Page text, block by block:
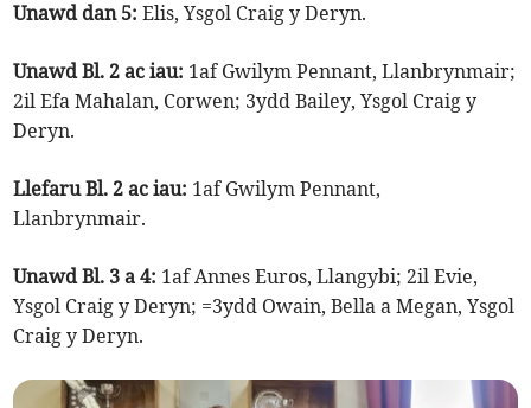
Unawd dan 5: Elis, Ysgol Craig y Deryn.
Unawd Bl. 2 ac iau: 1af Gwilym Pennant, Llanbrynmair;
2il Efa Mahalan, Corwen; 3ydd Bailey, Ysgol Craig y
Deryn.
Llefaru Bl. 2 ac iau: 1af Gwilym Pennant,
Llanbrynmair.
Unawd Bl. 3 a 4: 1af Annes Euros, Llangybi; 2il Evie,
Ysgol Craig y Deryn; =3ydd Owain, Bella a Megan, Ysgol
Craig y Deryn.